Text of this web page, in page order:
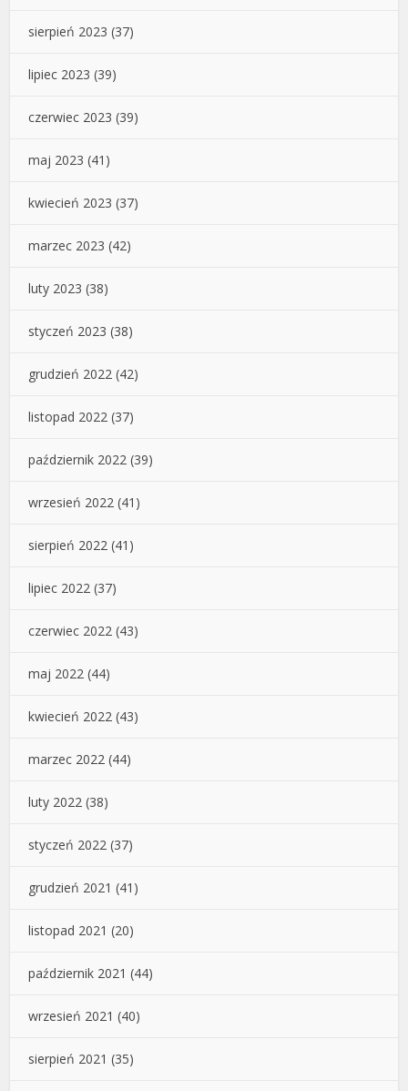
sierpień 2023 (37)
lipiec 2023 (39)
czerwiec 2023 (39)
maj 2023 (41)
kwiecień 2023 (37)
marzec 2023 (42)
luty 2023 (38)
styczeń 2023 (38)
grudzień 2022 (42)
listopad 2022 (37)
październik 2022 (39)
wrzesień 2022 (41)
sierpień 2022 (41)
lipiec 2022 (37)
czerwiec 2022 (43)
maj 2022 (44)
kwiecień 2022 (43)
marzec 2022 (44)
luty 2022 (38)
styczeń 2022 (37)
grudzień 2021 (41)
listopad 2021 (20)
październik 2021 (44)
wrzesień 2021 (40)
sierpień 2021 (35)